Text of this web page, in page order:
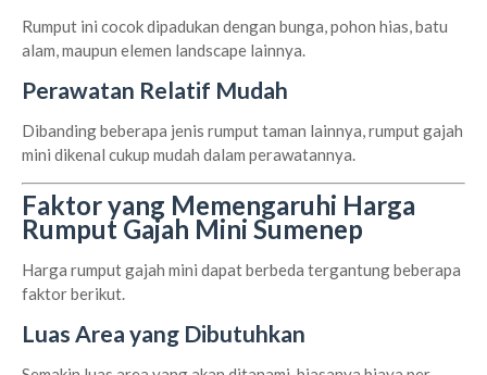
Rumput ini cocok dipadukan dengan bunga, pohon hias, batu
alam, maupun elemen landscape lainnya.
Perawatan Relatif Mudah
Dibanding beberapa jenis rumput taman lainnya, rumput gajah
mini dikenal cukup mudah dalam perawatannya.
Faktor yang Memengaruhi Harga
Rumput Gajah Mini Sumenep
Harga rumput gajah mini dapat berbeda tergantung beberapa
faktor berikut.
Luas Area yang Dibutuhkan